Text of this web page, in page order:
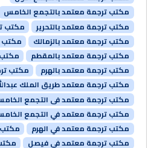
مكتب ترجمة معتمد بالتجمع الخامس
مكتب ترجمة معتمد بالتحرير
مكتب
مكتب ترجمة معتمد بالزمالك
مكتب
مكتب ترجمة معتمد بالمقطم
مكتب ترجمة معتمد بالهرم
مكتب
مكتب ترجمة معتمد طريق الملك
مكتب ترجمة معتمد فى التجمع
مكتب ترجمة معتمد في التجمع
مكتب ترجمة معتمد في الهرم
مكتب ترجمة معتمد في فيصل